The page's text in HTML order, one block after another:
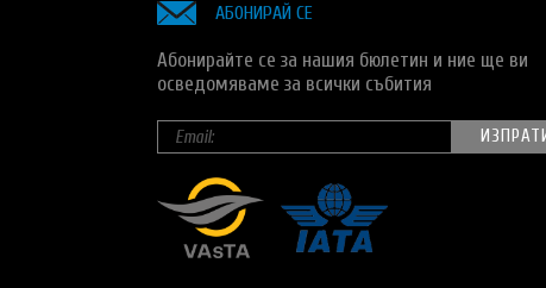
АБОНИРАЙ СЕ
Абонирайте се за нашия бюлетин и ние ще ви
осведомяваме за всички събития